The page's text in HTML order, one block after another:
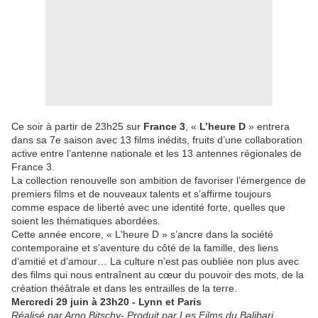
Ce soir à partir de 23h25 sur France 3 , « L’heure D » entrera
dans sa 7e saison avec 13 films inédits, fruits d’une collaboration
active entre l’antenne nationale et les 13 antennes régionales de
France 3.
La collection renouvelle son ambition de favoriser l’émergence de
premiers films et de nouveaux talents et s’affirme toujours
comme espace de liberté avec une identité forte, quelles que
soient les thématiques abordées.
Cette année encore, « L'heure D » s’ancre dans la société
contemporaine et s’aventure du côté de la famille, des liens
d’amitié et d’amour… La culture n’est pas oubliée non plus avec
des films qui nous entraînent au cœur du pouvoir des mots, de la
création théâtrale et dans les entrailles de la terre.
Mercredi 29 juin à 23h20 - Lynn et Paris
Réalisé par Arno Bitschy- Produit par Les Films du Balibari